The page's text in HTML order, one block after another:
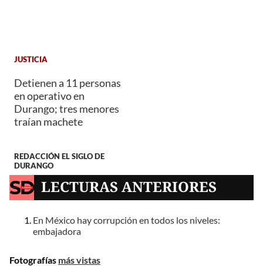
JUSTICIA
Detienen a 11 personas
en operativo en
Durango; tres menores
traían machete
REDACCIÓN EL SIGLO DE
DURANGO
LECTURAS ANTERIORES
En México hay corrupción en todos los niveles:
embajadora
Fotografías más vistas